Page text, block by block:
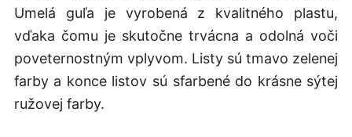
Umelá guľa je vyrobená z kvalitného plastu,
vďaka čomu je skutočne trvácna a odolná voči
poveternostným vplyvom. Listy sú tmavo zelenej
farby a konce listov sú sfarbené do krásne sýtej
ružovej farby.